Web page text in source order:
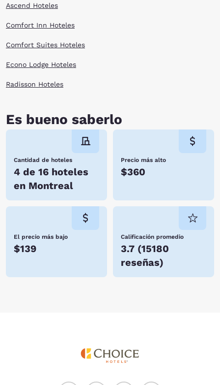
Ascend Hoteles
Comfort Inn Hoteles
Comfort Suites Hoteles
Econo Lodge Hoteles
Radisson Hoteles
Es bueno saberlo
Cantidad de hoteles
4 de 16 hoteles
en Montreal
Precio más alto
$360
El precio más bajo
$139
Calificación promedio
3.7 (15180
reseñas)